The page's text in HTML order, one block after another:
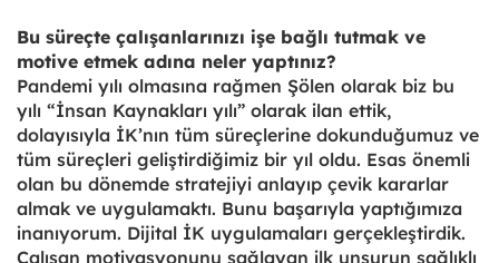
Bu süreçte çalışanlarınızı işe bağlı tutmak ve
motive etmek adına neler yaptınız?
Pandemi yılı olmasına rağmen Şölen olarak biz bu
yılı “İnsan Kaynakları yılı” olarak ilan ettik,
dolayısıyla İK’nın tüm süreçlerine dokunduğumuz ve
tüm süreçleri geliştirdiğimiz bir yıl oldu. Esas önemli
olan bu dönemde stratejiyi anlayıp çevik kararlar
almak ve uygulamaktı. Bunu başarıyla yaptığımıza
inanıyorum. Dijital İK uygulamaları gerçekleştirdik.
Çalışan motivasyonunu sağlayan ilk unsurun sağlıklı